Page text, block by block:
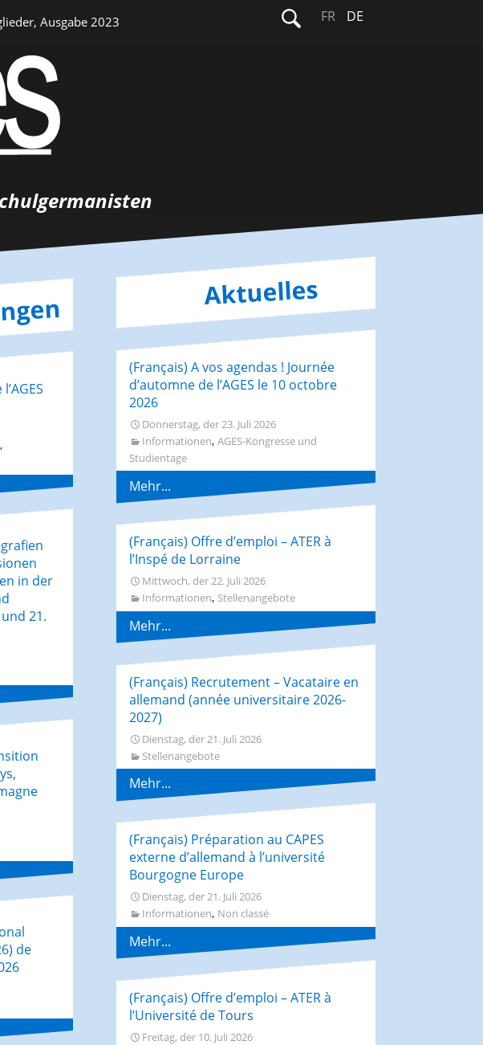
Ausgabe 2023
Suchen
nach:
FR DE
,
in der
21.
de
Aktuelles
(Français) A vos agendas ! Journée
d’automne de l’AGES le 10 octobre
2026
Donnerstag, der 23. Juli 2026
Informationen,AGES-Kongresse und
Studientage
Mehr...
(Français) Offre d’emploi – ATER à
l’Inspé de Lorraine
Mittwoch, der 22. Juli 2026
Informationen, Stellenangebote
Mehr...
(Français) Recrutement – Vacataire en
allemand (année universitaire 2026-
2027)
Dienstag, der 21. Juli 2026
Stellenangebote
Mehr...
(Français) Préparation au CAPES
externe d’allemand à l’université
Bourgogne Europe
Dienstag, der 21. Juli 2026
Informationen, Non classé
Mehr...
(Français) Offre d’emploi – ATER à
l’Université de Tours
Freitag, der 10. Juli 2026